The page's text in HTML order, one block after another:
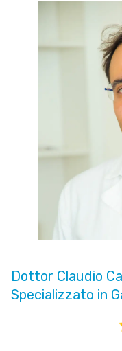
Dottor Claudio
Specializzato in